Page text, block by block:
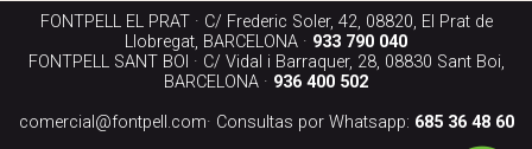
FONTPELL EL PRAT · C/ Frederic Soler, 42, 08820, El Prat de
Llobregat, BARCELONA · 933 790 040
FONTPELL SANT BOI · C/ Vidal i Barraquer, 28, 08830 Sant Boi,
BARCELONA · 936 400 502
comercial@fontpell.com· Consultas por Whatsapp: 685 36 48 60